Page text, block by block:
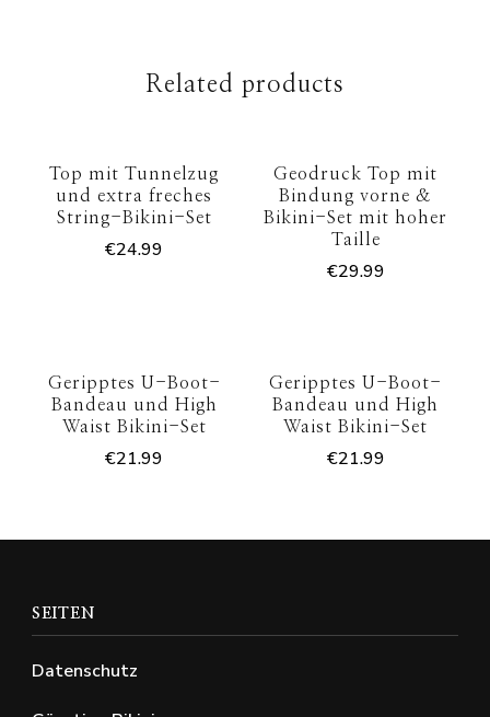
Related products
Top mit Tunnelzug
und extra freches
String-Bikini-Set
€24.99
Geodruck Top mit
Bindung vorne &
Bikini-Set mit hoher
Taille
€29.99
Geripptes U-Boot-
Bandeau und High
Waist Bikini-Set
€21.99
Geripptes U-Boot-
Bandeau und High
Waist Bikini-Set
€21.99
SEITEN
Datenschutz